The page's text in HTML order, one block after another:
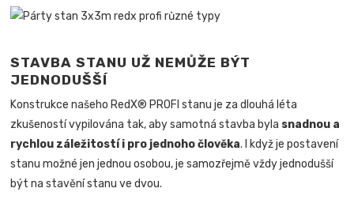
STAVBA STANU UŽ NEMŮŽE BÝT
JEDNODUŠŠÍ
Konstrukce našeho RedX® PROFI stanu je za dlouhá léta
zkušeností vypilována tak, aby samotná stavba byla snadnou a
rychlou záležitostí i pro jednoho člověka.
I když je postavení
stanu možné jen jednou osobou, je samozřejmě vždy jednodušší
být na stavění stanu ve dvou.